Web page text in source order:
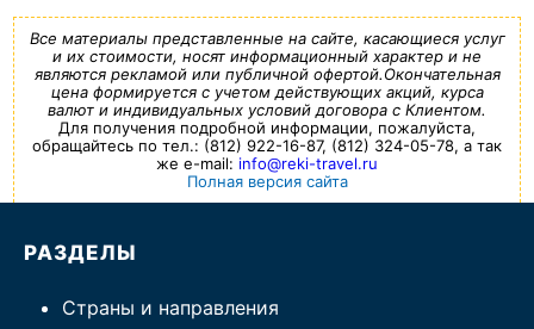
Главная
Спецпредложения
Праздничные туры
Страны и направления
Поиск тура
Все материалы представленные на сайте, касающиеся услуг
и их стоимости, носят информационный характер и не
являются рекламой или публичной офертой.Окончательная
цена формируется с учетом действующих акций, курса
валют и индивидуальных условий договора с Клиентом.
Для получения подробной информации, пожалуйста,
обращайтесь по тел.: (812) 922-16-87, (812) 324-05-78, а так
же e-mail: info@reki-travel.ru
Полная версия сайта
РАЗДЕЛЫ
Страны и направления